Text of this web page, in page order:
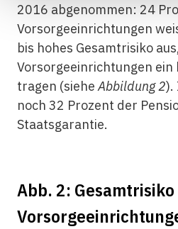
2016 abge­nommen: 24
Vorsorgeeinrichtungen
bis hohes Gesamtrisiko
Vorsorgeeinrichtungen ein
tragen (sieheAbbildung 2).
noch 32 Prozent der
Staatsgarantie.
Abb. 2: